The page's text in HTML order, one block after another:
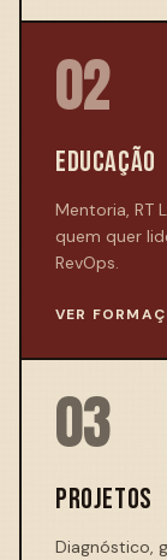
02
EDUCAÇÃO
Mentoria, RT
quem quer
RevOps.
VER
03
PROJETOS
Diagnóstico,